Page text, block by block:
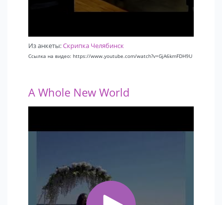
Из анкеты:Скрипка Челябинск
Ссылка на видео: https://www.youtube.com/watch?v=GjA6kmFDH9U
A Whole New World